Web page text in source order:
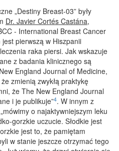
„Destiny Breast-03” były
Dr. Javier Cortés Castána,
- International Breast Cancer
jest pierwszą w Hiszpanii
raka piersi. Jak wskazuje
z badania klinicznego są
England Journal of Medicine,
zmienią zwykłą praktykę
że The New England Journal
i je publikuje”4. W innym z
o najaktywniejszym leku
gorzkie uczucie. Słodkie jest
jest to, że pamiętam
w stanie jeszcze otrzymać tego